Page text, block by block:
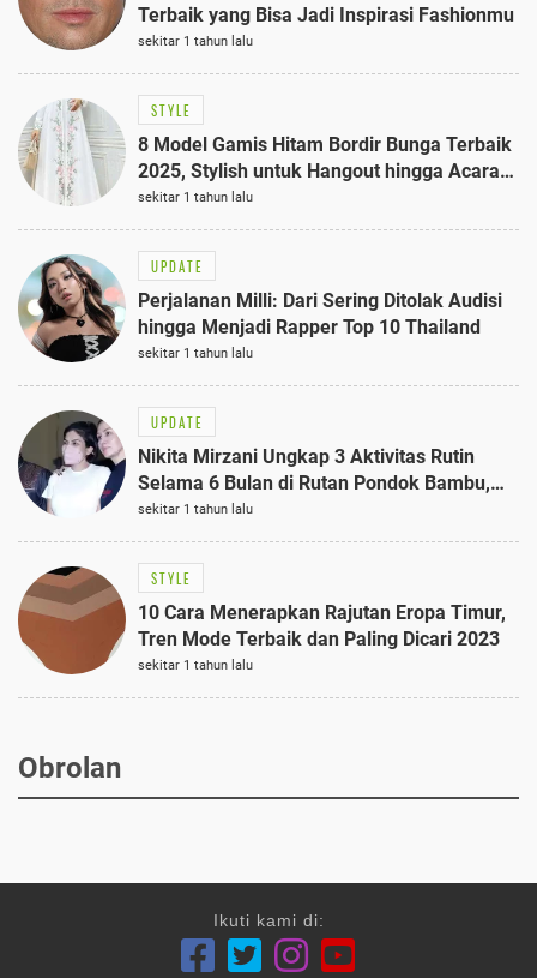
Terbaik yang Bisa Jadi Inspirasi Fashionmu
sekitar 1 tahun lalu
STYLE
8 Model Gamis Hitam Bordir Bunga Terbaik
2025, Stylish untuk Hangout hingga Acara
Semi-Formal
sekitar 1 tahun lalu
UPDATE
Perjalanan Milli: Dari Sering Ditolak Audisi
hingga Menjadi Rapper Top 10 Thailand
sekitar 1 tahun lalu
UPDATE
Nikita Mirzani Ungkap 3 Aktivitas Rutin
Selama 6 Bulan di Rutan Pondok Bambu,
Terungkap!
sekitar 1 tahun lalu
STYLE
10 Cara Menerapkan Rajutan Eropa Timur,
Tren Mode Terbaik dan Paling Dicari 2023
sekitar 1 tahun lalu
Obrolan
Ikuti kami di: